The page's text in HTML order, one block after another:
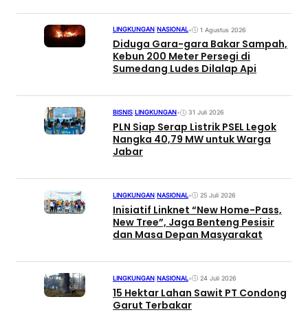
LINGKUNGAN NASIONAL• 1 Agustus 2026
Diduga Gara-gara Bakar Sampah,
Kebun 200 Meter Persegi di
Sumedang Ludes Dilalap Api
BISNIS LINGKUNGAN• 31 Juli 2026
PLN Siap Serap Listrik PSEL Legok
Nangka 40,79 MW untuk Warga
Jabar
LINGKUNGAN NASIONAL• 25 Juli 2026
Inisiatif Linknet “New Home-Pass,
New Tree”, Jaga Benteng Pesisir
dan Masa Depan Masyarakat
LINGKUNGAN NASIONAL• 24 Juli 2026
15 Hektar Lahan Sawit PT Condong
Garut Terbakar